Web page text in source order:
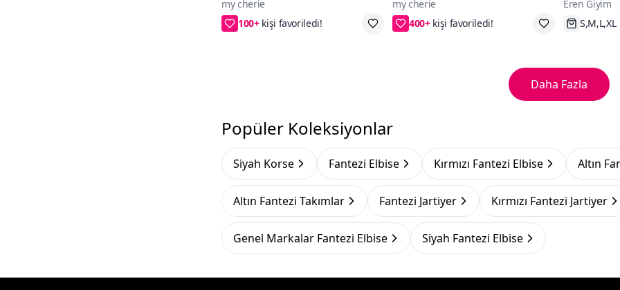
Mini Fantezi Gecelik
my cherie
100+
2XL/3XL,S/M,L/XL,4XL
my cherie
400+
S/M,L/XL,2XL/3XL,4XL
Eren Giyim
Hızlı
Daha Fazla
Popüler Koleksiyonlar
Siyah Korse Fantezi Elbise Kırmızı Fantezi Elbise Altın
Altın Fantezi Takımlar Fantezi Jartiyer Kırmızı Fantezi Jartiyer
Genel Markalar Fantezi Elbise Siyah Fantezi Elbise